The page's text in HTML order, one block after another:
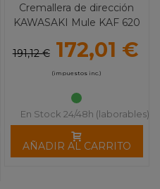
Cremallera de dirección
KAWASAKI Mule KAF 620
191,12 € 172,01 €
(impuestos inc.)
En Stock 24/48h (laborables)
AÑADIR AL CARRITO